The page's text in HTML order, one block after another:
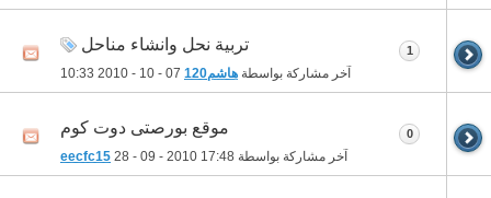
تربية نحل وانشاء مناحل
آخر مشاركة بواسطة هاشم120 10:33
1
موقع بورصتى دوت كوم
آخر مشاركة بواسطة eecfc15 28 - 09 - 2010 17:48
0